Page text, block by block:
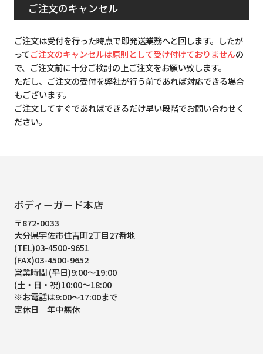
ご注文のキャンセル
ご注文は受付を行った時点で即発送業務へと回します。したが
ってご注文のキャンセルは原則として受け付けておりませんの
で、ご注文前に十分ご検討の上ご注文をお願い致します。
ただし、ご注文の受付を弊社が行う前であれば対応できる場合
もございます。
ご注文してすぐであればできるだけ早い段階でお問い合わせく
ださい。
ボディーガード本店
〒872-0033
大分県宇佐市住吉町2丁目27番地
(TEL)03-4500-9651
(FAX)03-4500-9652
営業時間 (平日)9:00～19:00
(土・日・祝)10:00～18:00
※お電話は9:00～17:00まで
定休日 年中無休